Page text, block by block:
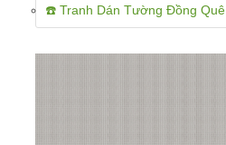
☎️ Tranh Dán Tường Đồng Quê